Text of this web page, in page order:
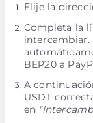
Elije la
Completa la
intercambiar.
BEP20 a
A
USDT
en